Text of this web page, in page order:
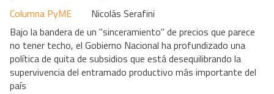
Nicolás Serafini
Columna PyME
Bajo la bandera de un "sinceramiento" de precios que parece
no tener techo, el Gobierno Nacional ha profundizado una
política de quita de subsidios que está desequilibrando la
supervivencia del entramado productivo más importante del
país